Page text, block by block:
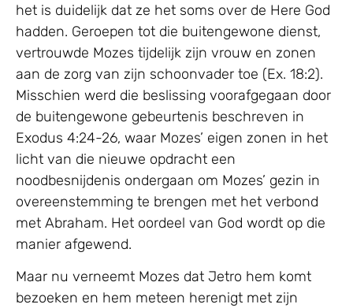
het is duidelijk dat ze het soms over de Here God
hadden. Geroepen tot die buitengewone dienst,
vertrouwde Mozes tijdelijk zijn vrouw en zonen
aan de zorg van zijn schoonvader toe (Ex. 18:2).
Misschien werd die beslissing voorafgegaan door
de buitengewone gebeurtenis beschreven in
Exodus 4:24-26, waar Mozes’ eigen zonen in het
licht van die nieuwe opdracht een
noodbesnijdenis ondergaan om Mozes’ gezin in
overeenstemming te brengen met het verbond
met Abraham. Het oordeel van God wordt op die
manier afgewend.
Maar nu verneemt Mozes dat Jetro hem komt
bezoeken en hem meteen herenigt met zijn